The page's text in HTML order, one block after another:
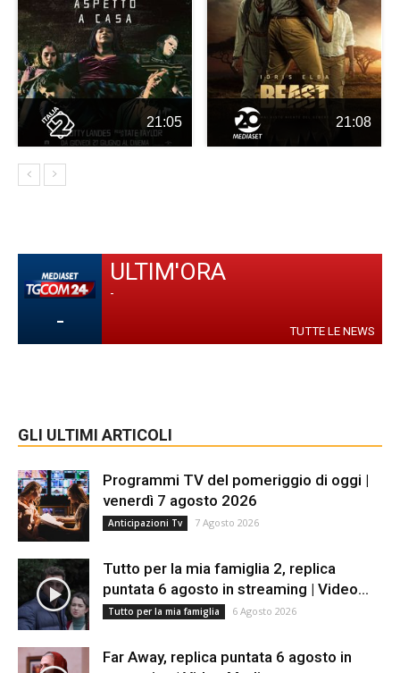
21:05 21:08
-
ULTIM'ORA
-
TUTTE LE NEWS
GLI ULTIMI ARTICOLI
Programmi TV del pomeriggio di oggi |
venerdì 7 agosto 2026
Anticipazioni Tv 7 Agosto 2026
Tutto per la mia famiglia 2, replica
puntata 6 agosto in streaming | Video...
Tutto per la mia famiglia 6 Agosto 2026
Far Away, replica puntata 6 agosto in